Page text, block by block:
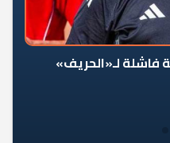
فاشلة لـ«الحريف»